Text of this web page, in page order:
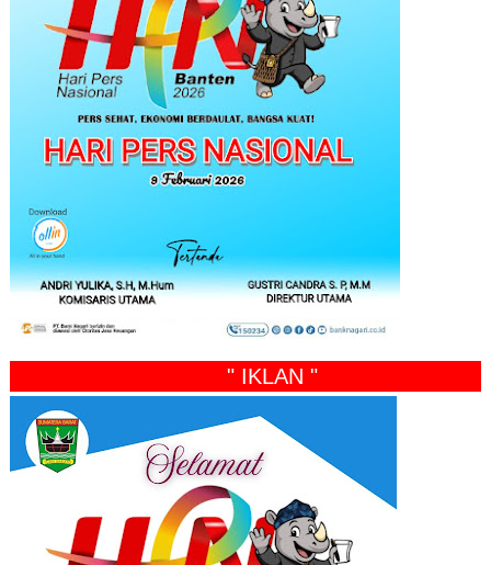
" IKLAN "